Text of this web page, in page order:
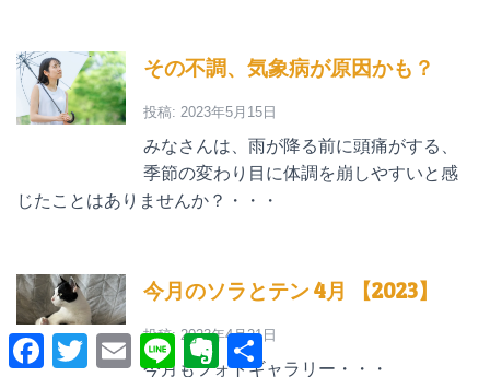
その不調、気象病が原因かも？
投稿: 2023年5月15日
みなさんは、雨が降る前に頭痛がする、
季節の変わり目に体調を崩しやすいと感
じたことはありませんか？・・・
今月のソラとテン 4月 【2023】
投稿: 2023年4月21日
今月もフォトギャラリー・・・
F
T
E
L
E
共
有